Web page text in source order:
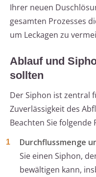
Ihrer neuen
gesamten Prozesses
um Leckagen zu
Ablauf und
sollten
Der Siphon ist zentral
Zuverlässigkeit des
Beachten Sie folgende
Durchflussmenge
Sie einen Siphon,
bewältigen kann,